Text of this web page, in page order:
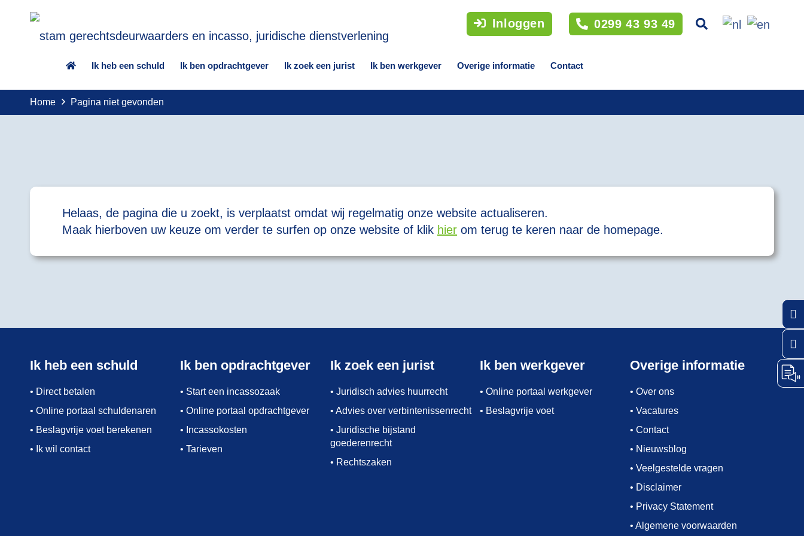
Inloggen 0299 43 93 49
Ik heb een schuld Ik ben opdrachtgever Ik zoek een jurist Ik ben werkgever Overige informatie Contact
Home Pagina niet gevonden
Helaas, de pagina die u zoekt, is verplaatst omdat wij regelmatig onze website actualiseren.
Maak hierboven uw keuze om verder te surfen op onze website of klik hier om terug te keren naar de homepage.
Ik heb een schuld
• Direct betalen
• Online portaal schuldenaren
• Beslagvrije voet berekenen
• Ik wil contact
Ik ben opdrachtgever
• Start een incassozaak
• Online portaal opdrachtgever
• Incassokosten
• Tarieven
Ik zoek een jurist
• Juridisch advies huurrecht
• Advies over verbintenissenrecht
• Juridische bijstand
goederenrecht
• Rechtszaken
Ik ben werkgever
• Online portaal werkgever
• Beslagvrije voet
Overige informatie
• Over ons
• Vacatures
• Contact
• Nieuwsblog
• Veelgestelde vragen
• Disclaimer
• Privacy Statement
• Algemene voorwaarden